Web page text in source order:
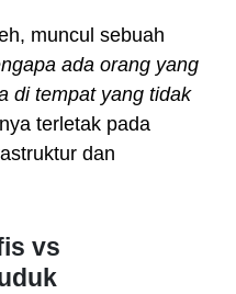
muncul sebuah
ada orang yang
di tempat yang tidak
terletak pada
dan
vs